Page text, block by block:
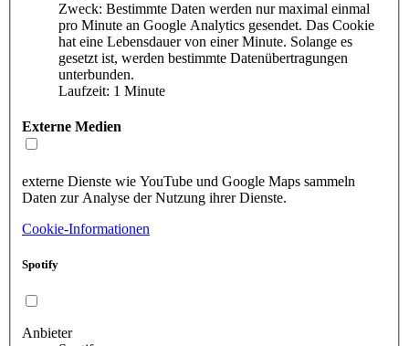
Zweck: Bestimmte Daten werden nur maximal einmal
pro Minute an Google Analytics gesendet. Das Cookie
hat eine Lebensdauer von einer Minute. Solange es
gesetzt ist, werden bestimmte Datenübertragungen
unterbunden.
Laufzeit: 1 Minute
Externe Medien
externe Dienste wie YouTube und Google Maps sammeln
Daten zur Analyse der Nutzung ihrer Dienste.
Cookie-Informationen
Spotify
Anbieter